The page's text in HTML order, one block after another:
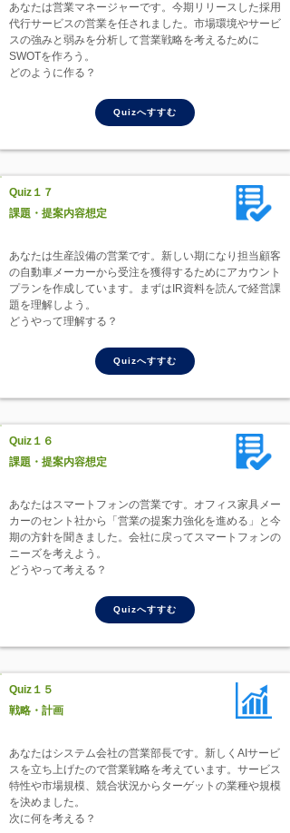
あなたは営業マネージャーです。今期リリースした採用
代行サービスの営業を任されました。市場環境やサービ
スの強みと弱みを分析して営業戦略を考えるために
SWOTを作ろう。
どのように作る？
Quizへすすむ
Quiz１７
課題・提案内容想定
あなたは生産設備の営業です。新しい期になり担当顧客
の自動車メーカーから受注を獲得するためにアカウント
プランを作成しています。まずはIR資料を読んで経営課
題を理解しよう。
どうやって理解する？
Quizへすすむ
Quiz１６
課題・提案内容想定
あなたはスマートフォンの営業です。オフィス家具メー
カーのセント社から「営業の提案力強化を進める」と今
期の方針を聞きました。会社に戻ってスマートフォンの
ニーズを考えよう。
どうやって考える？
Quizへすすむ
Quiz１５
戦略・計画
あなたはシステム会社の営業部長です。新しくAIサービ
スを立ち上げたので営業戦略を考えています。サービス
特性や市場規模、競合状況からターゲットの業種や規模
を決めました。
次に何を考える？